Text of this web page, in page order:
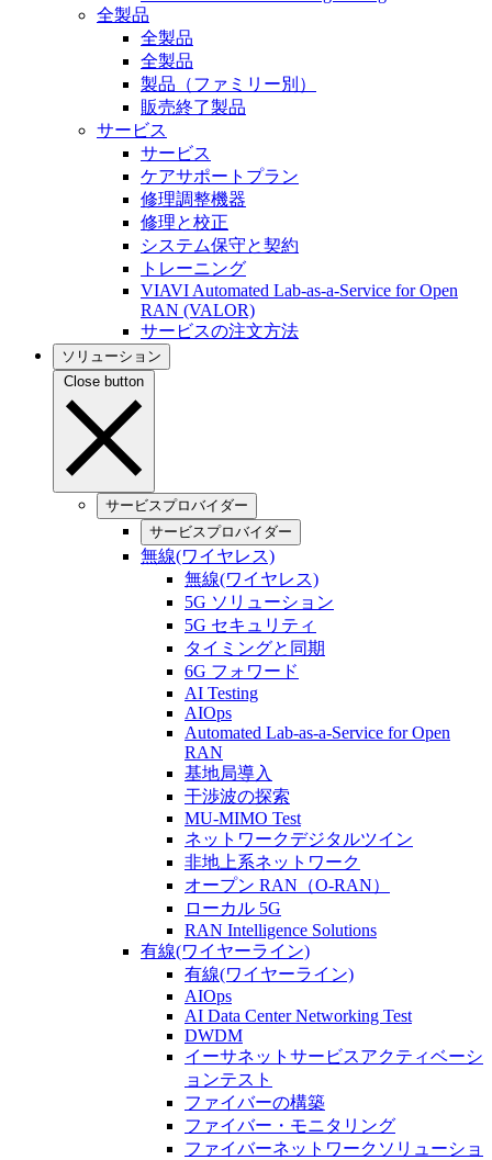
全製品
全製品
全製品
製品（ファミリー別）
販売終了製品
サービス
サービス
ケアサポートプラン
修理調整機器
修理と校正
システム保守と契約
トレーニング
VIAVI Automated Lab-as-a-Service for Open
RAN (VALOR)
サービスの注文方法
ソリューション
Close button
サービスプロバイダー
サービスプロバイダー
無線(ワイヤレス)
無線(ワイヤレス)
5G ソリューション
5G セキュリティ
タイミングと同期
6G フォワード
AI Testing
AIOps
Automated Lab-as-a-Service for Open
RAN
基地局導入
干渉波の探索
MU-MIMO Test
ネットワークデジタルツイン
非地上系ネットワーク
オープン RAN（O-RAN）
ローカル 5G
RAN Intelligence Solutions
有線(ワイヤーライン)
有線(ワイヤーライン)
AIOps
AI Data Center Networking Test
DWDM
イーサネットサービスアクティベーシ
ョンテスト
ファイバーの構築
ファイバー・モニタリング
ファイバーネットワークソリューショ